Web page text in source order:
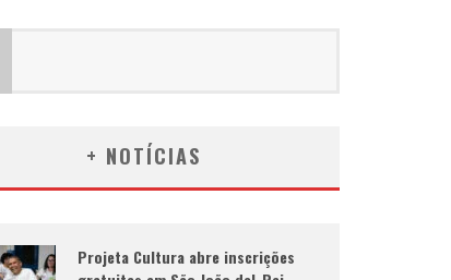
+ NOTÍCIAS
Projeta Cultura abre inscrições